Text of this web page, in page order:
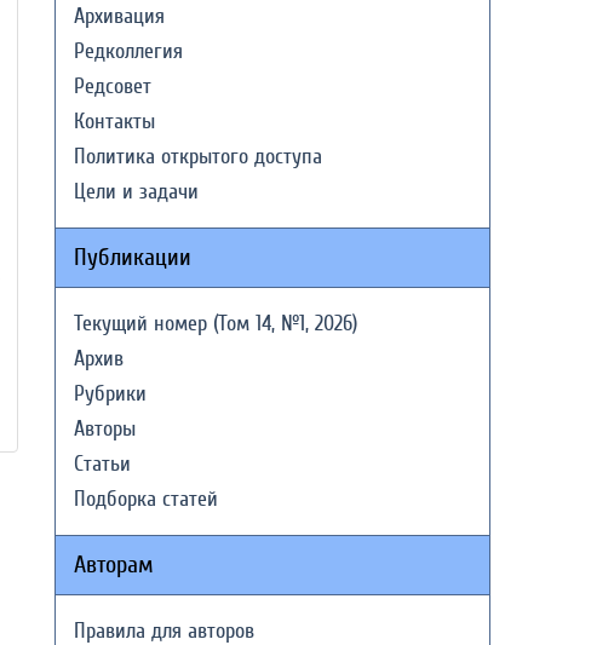
Архивация
Редколлегия
Редсовет
Контакты
Политика открытого доступа
Цели и задачи
Публикации
Текущий номер (Том 14, №1, 2026)
Архив
Рубрики
Авторы
Статьи
Подборка статей
Авторам
Правила для авторов